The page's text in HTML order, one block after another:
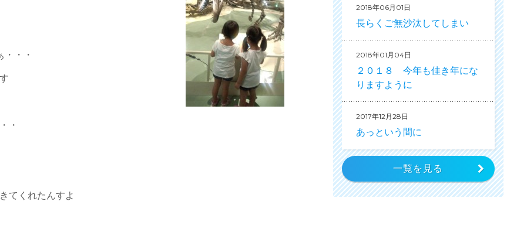
・・
・
てくれたんすよ
2018年06月01日
長らくご無沙汰してしまい
2018年01月04日
２０１８ 今年も佳き年にな
りますように
2017年12月28日
あっという間に
一覧を見る